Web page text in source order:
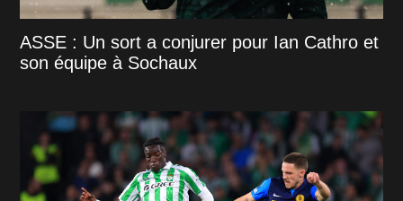
ASSE : Un sort a conjurer pour Ian Cathro et
son équipe à Sochaux